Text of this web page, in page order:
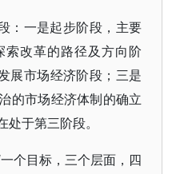
：一是起步阶段，主要
改革的路径及方向阶
展市场经济阶段；三是
的市场经济体制的确立
于第三阶段。
个目标，三个层面，四